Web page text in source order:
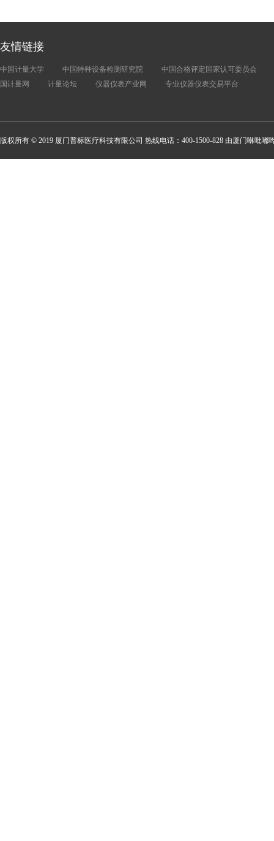
友情链接
中国计量大学 中国特种设备检测研究院
中国合格评定国家认可委员会
国计量网
计量论坛 仪器仪表产业网 专业仪器仪表交易平台
版权所有 © 2019 厦门普标医疗科技有限公司 热线电话：400-1500-828 由厦门咻吡